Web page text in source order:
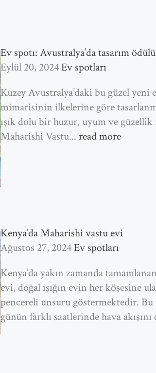
Ev spotı: Avustralya’da tasarım
Eylül 20, 2024Ev spotları
Kuzey Avustralya’daki bu güzel
mimarisinin ilkelerine göre
ışık dolu bir huzur, uyum ve
Maharishi Vastu...read more
Kenya’da Maharishi vastu evi
Ağustos 27, 2024Ev spotları
Kenya’da yakın zamanda
evi, doğal ışığın evin her köşesine
pencereli unsuru göstermektedir.
günün farklı saatlerinde hava